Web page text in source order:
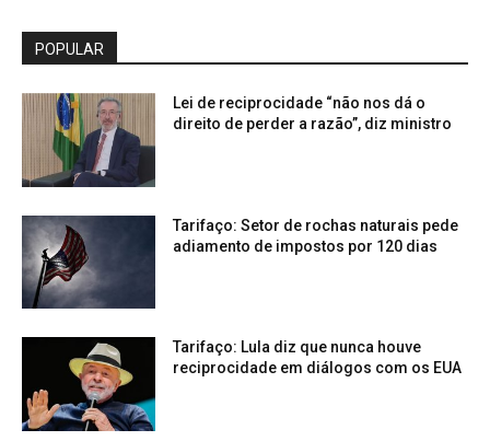
POPULAR
Lei de reciprocidade “não nos dá o
direito de perder a razão”, diz ministro
Tarifaço: Setor de rochas naturais pede
adiamento de impostos por 120 dias
Tarifaço: Lula diz que nunca houve
reciprocidade em diálogos com os EUA